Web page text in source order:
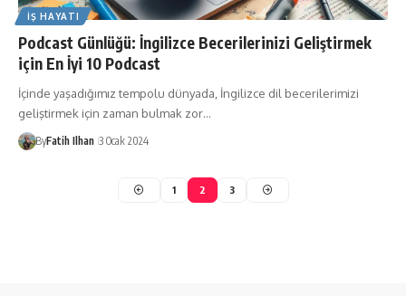
İŞ HAYATI
Podcast Günlüğü: İngilizce Becerilerinizi Geliştirmek
için En İyi 10 Podcast
İçinde yaşadığımız tempolu dünyada, İngilizce dil becerilerimizi
geliştirmek için zaman bulmak zor…
ByFatih Ilhan 3 Ocak 2024
1 2 3